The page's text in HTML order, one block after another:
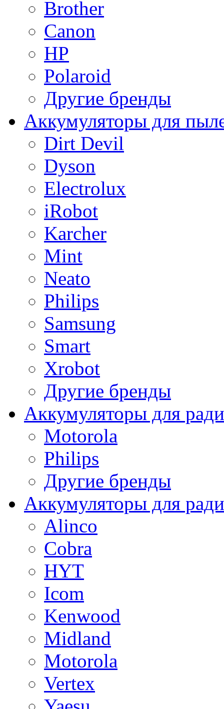
Brother
Canon
HP
Polaroid
Другие бренды
Аккумуляторы для
Dirt Devil
Dyson
Electrolux
iRobot
Karcher
Mint
Neato
Philips
Samsung
Smart
Xrobot
Другие бренды
Аккумуляторы для
Motorola
Philips
Другие бренды
Аккумуляторы для
Alinco
Cobra
HYT
Icom
Kenwood
Midland
Motorola
Vertex